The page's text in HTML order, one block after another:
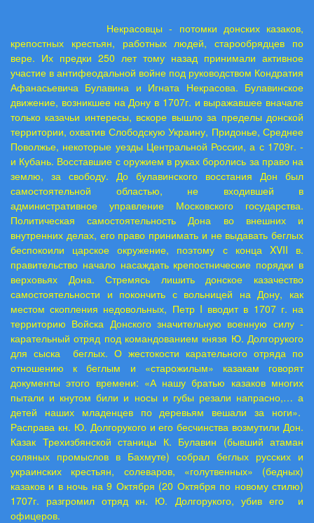
Некрасовцы - потомки донских казаков,
крепостных крестьян, работных людей, старообрядцев по
вере. Их предки 250 лет тому назад принимали активное
участие в антифеодальной войне под руководством Кондратия
Афанасьевича Булавина и Игната Некрасова. Булавинское
движение, возникшее на Дону в 1707г. и выражавшее вначале
только казачьи интересы, вскоре вышло за пределы донской
территории, охватив Слободскую Украину, Придонье, Среднее
Поволжье, некоторые уезды Центральной России, а с 1709г. -
и Кубань. Восставшие с оружием в руках боролись за право на
землю, за свободу. До булавинского восстания Дон был
самостоятельной областью, не входившей в
административное управление Московского государства.
Политическая самостоятельность Дона во внешних и
внутренних делах, его право принимать и не выдавать беглых
беспокоили царское окружение, поэтому с конца XVII в.
правительство начало насаждать крепостнические порядки в
верховьях Дона. Стремясь лишить донское казачество
самостоятельности и покончить с вольницей на Дону, как
местом скопления недовольных, Петр I вводит в 1707 г. на
территорию Войска Донского значительную военную силу -
карательный отряд под командованием князя Ю. Долгорукого
для сыска беглых. О жестокости карательного отряда по
отношению к беглым и «старожилым» казакам говорят
документы этого времени: «А нашу братью казаков многих
пытали и кнутом били и носы и губы резали напрасно,… а
детей наших младенцев по деревьям вешали за ноги».
Расправа кн. Ю. Долгорукого и его бесчинства возмутили Дон.
Казак Трехизбянской станицы К. Булавин (бывший атаман
соляных промыслов в Бахмуте) собрал беглых русских и
украинских крестьян, солеваров, «голутвенных» (бедных)
казаков и в ночь на 9 Октября (20 Октября по новому стилю)
1707г. разгромил отряд кн. Ю. Долгорукого, убив его и
офицеров.